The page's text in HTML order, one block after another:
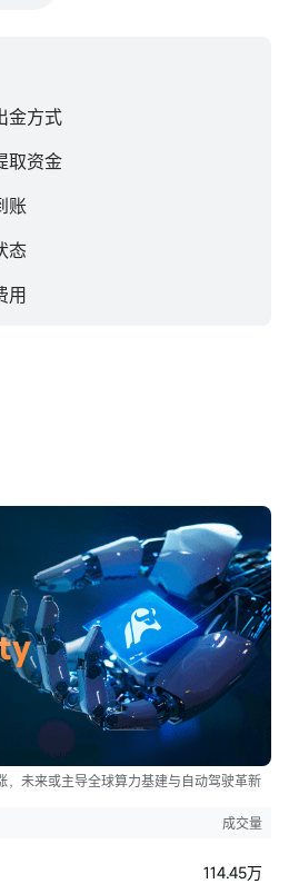
金方式
取资金
账
态
用
，未来或主导全球算力基建与自动驾驶革新
成交量
114.45万